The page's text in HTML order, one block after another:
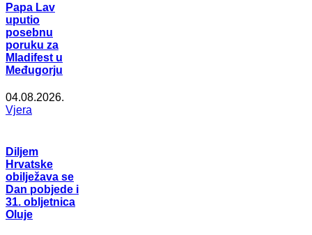
Papa Lav
uputio
posebnu
poruku za
Mladifest u
Međugorju
04.08.2026.
Vjera
Diljem
Hrvatske
obilježava se
Dan pobjede i
31. obljetnica
Oluje